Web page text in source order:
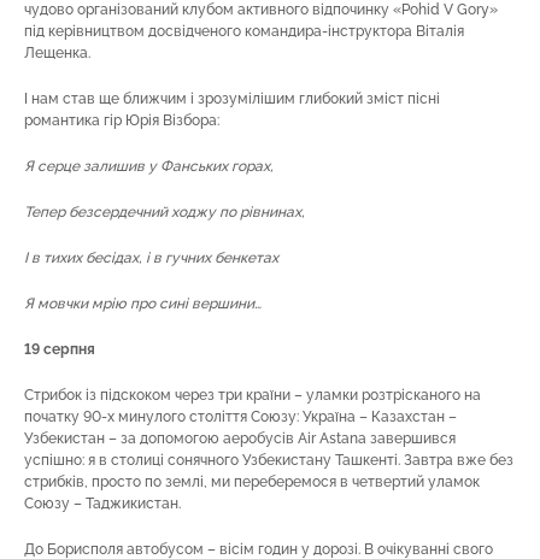
чудово організований клубом активного відпочинку «Pohid V Gory»
під керівництвом досвідченого командира-інструктора Віталія
Лещенка.
І нам став ще ближчим і зрозумілішим глибокий зміст пісні
романтика гір Юрія Візбора:
Я серце залишив у Фанських горах,
Тепер безсердечний ходжу по рівнинах,
І в тихих бесідах, і в гучних бенкетах
Я мовчки мрію про сині вершини…
19 серпня
Стрибок із підскоком через три країни – уламки розтрісканого на
початку 90-х минулого століття Союзу: Україна – Казахстан –
Узбекистан – за допомогою аеробусів Air Astana завершився
успішно: я в столиці сонячного Узбекистану Ташкенті. Завтра вже без
стрибків, просто по землі, ми переберемося в четвертий уламок
Союзу – Таджикистан.
До Борисполя автобусом – вісім годин у дорозі. В очікуванні свого